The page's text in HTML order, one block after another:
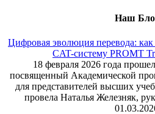
Наш
Цифровая эволюция перевода: как
CAT-систему PROMT
18 февраля 2026 года
посвященный Академической
для представителей высших
провела Наталья Железняк,